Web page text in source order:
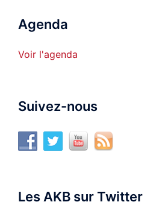
Agenda
Voir l'agenda
Suivez-nous
Les AKB sur Twitter